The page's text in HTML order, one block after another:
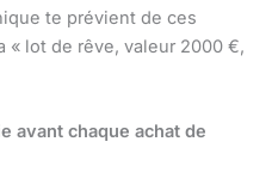
te prévient de ces
« lot de rêve, valeur 2000 €,
avant chaque achat de